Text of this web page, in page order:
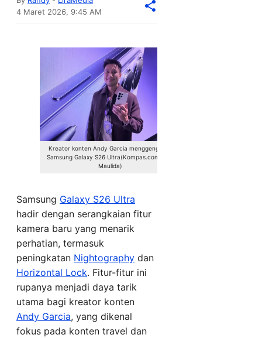
4 Maret 2026, 9:45 AM
Kreator konten Andy Garcia menggenggam
Samsung Galaxy S26 Ultra(Kompas.com/Lely
Maulida)
Samsung Galaxy S26 Ultra
hadir dengan serangkaian fitur
kamera baru yang menarik
perhatian, termasuk
peningkatan Nightography dan
Horizontal Lock. Fitur-fitur ini
rupanya menjadi daya tarik
utama bagi kreator konten
Andy Garcia, yang dikenal
fokus pada konten travel dan